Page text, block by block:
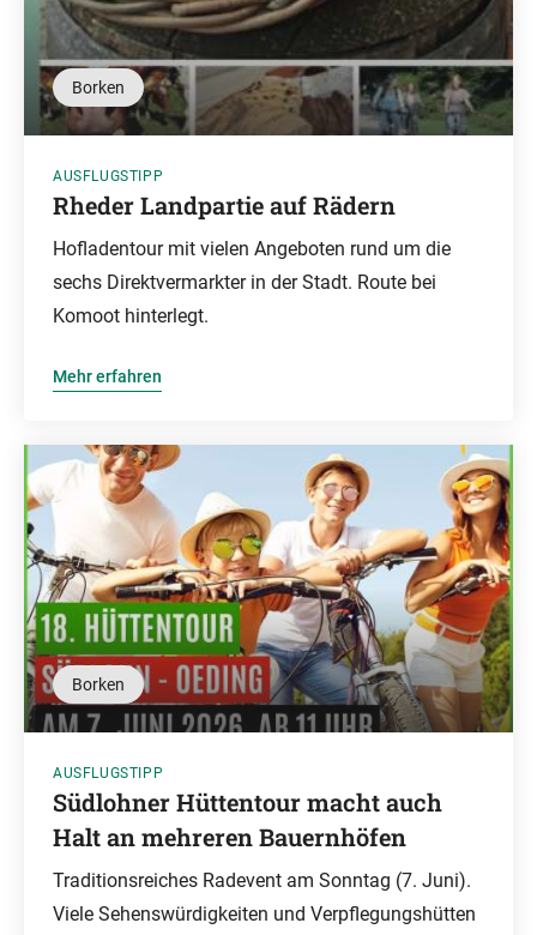
Borken
AUSFLUGSTIPP
Rheder Landpartie auf Rädern
Hofladentour mit vielen Angeboten rund um die
sechs Direktvermarkter in der Stadt. Route bei
Komoot hinterlegt.
Mehr erfahren
Borken
AUSFLUGSTIPP
Südlohner Hüttentour macht auch
Halt an mehreren Bauernhöfen
Traditionsreiches Radevent am Sonntag (7. Juni).
Viele Sehenswürdigkeiten und Verpflegungshütten